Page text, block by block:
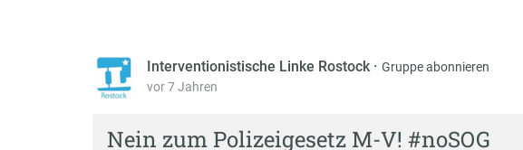
Interventionistische Linke Rostock · Gruppe abonnieren
vor 7 Jahren
Nein zum Polizeigesetz M-V! #noSOG